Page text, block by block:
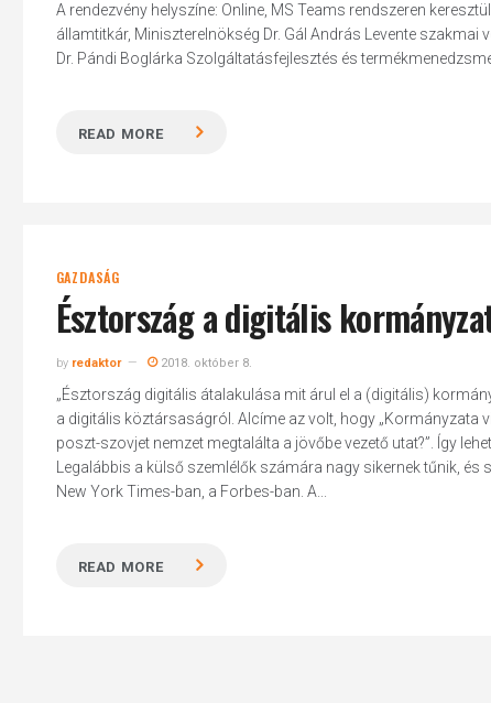
A rendezvény helyszíne: Online, MS Teams rendszeren
államtitkár, Miniszterelnökség Dr. Gál András Levente
Dr. Pándi Boglárka Szolgáltatásfejlesztés és
READ MORE
GAZDASÁG
Észtország a digitális
by redaktor 2018. október 8.
„Észtország digitális átalakulása mit árul el a (digitális)
a digitális köztársaságról. Alcíme az volt, hogy „Kormányzata
poszt-szovjet nemzet megtalálta a jövőbe vezető utat?”. Így
Legalábbis a külső szemlélők számára nagy sikernek tűnik,
New York Times-ban, a Forbes-ban. A...
READ MORE